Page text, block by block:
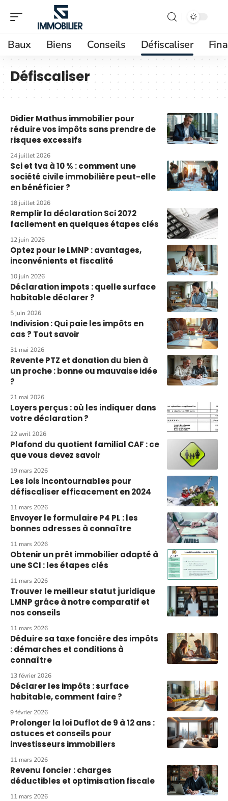
Baux Biens Conseils Défiscaliser
Défiscaliser
Didier Mathus immobilier pour
réduire vos impôts sans prendre de
risques excessifs
24 juillet 2026
Sci et tva à 10 % : comment une
société civile immobilière peut-elle
en bénéficier ?
18 juillet 2026
Remplir la déclaration Sci 2072
facilement en quelques étapes clés
12 juin 2026
Optez pour le LMNP : avantages,
inconvénients et fiscalité
10 juin 2026
Déclaration impots : quelle surface
habitable déclarer ?
5 juin 2026
Indivision : Qui paie les impôts en
cas ? Tout savoir
31 mai 2026
Revente PTZ et donation du bien à
un proche : bonne ou mauvaise idée
?
21 mai 2026
Loyers perçus : où les indiquer dans
votre déclaration ?
22 avril 2026
Plafond du quotient familial CAF : ce
que vous devez savoir
19 mars 2026
Les lois incontournables pour
défiscaliser efficacement en 2024
11 mars 2026
Envoyer le formulaire P4 PL : les
bonnes adresses à connaître
11 mars 2026
Obtenir un prêt immobilier adapté à
une SCI : les étapes clés
11 mars 2026
Trouver le meilleur statut juridique
LMNP grâce à notre comparatif et
nos conseils
11 mars 2026
Déduire sa taxe foncière des impôts
: démarches et conditions à
connaître
13 février 2026
Déclarer les impôts : surface
habitable, comment faire ?
9 février 2026
Prolonger la loi Duflot de 9 à 12 ans :
astuces et conseils pour
investisseurs immobiliers
11 mars 2026
Revenu foncier : charges
déductibles et optimisation fiscale
11 mars 2026